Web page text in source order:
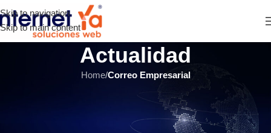
Skip to navigation
Skip to main content
Actualidad
Home/Correo Empresarial
HOSTING Y SERVIDORES ÚLTIMOS ARTÍCULOS
¿Qué hacer para que mis